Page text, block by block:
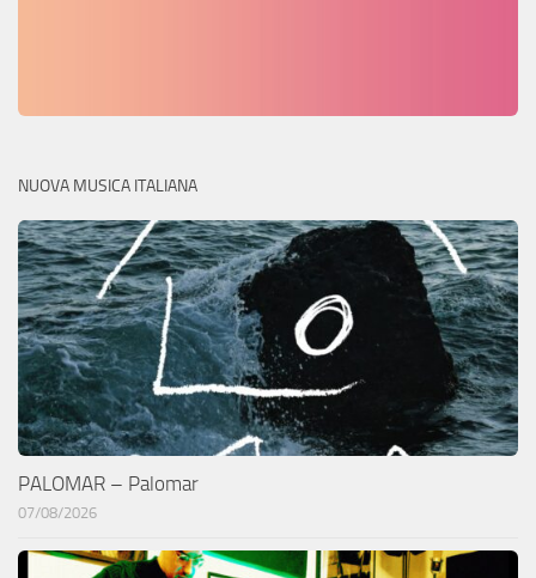
NUOVA MUSICA ITALIANA
PALOMAR – Palomar
07/08/2026